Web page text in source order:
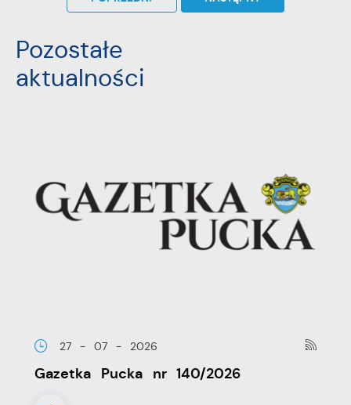
Pozostałe
aktualności
27 - 07 - 2026
Gazetka Pucka nr 140/2026
przeglądanej witryny internetowej. Treści promocyjne
dostawców usług. Firmy te działają w charakterze
pośredników prezentujących nasze treści w postaci
wiadomości, ofert, komunikatów mediów